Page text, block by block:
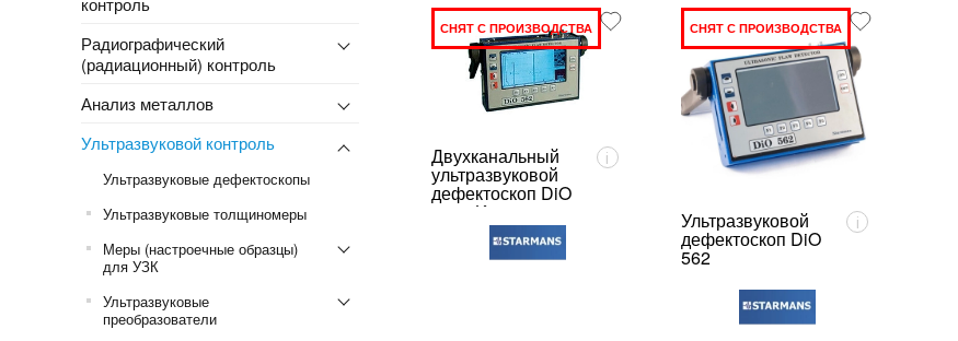
Радиографический
(радиационный) контроль
Анализ металлов
Ультразвуковой контроль
Ультразвуковые дефектоскопы
Ультразвуковые толщиномеры
Меры (настроечные образцы)
для УЗК
Ультразвуковые
преобразователи
СНЯТ С ПРОИЗВОДСТВА
Двухканальный
ультразвуковой
дефектоскоп DiO
562 2K
i
СНЯТ С ПРОИЗВОДСТВА
Ультразвуковой
дефектоскоп DiO
562
i